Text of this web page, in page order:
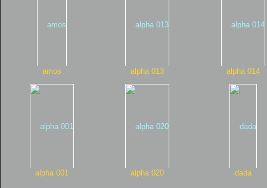
amos alpha 013 alpha 014
alpha 001 alpha 020 dada